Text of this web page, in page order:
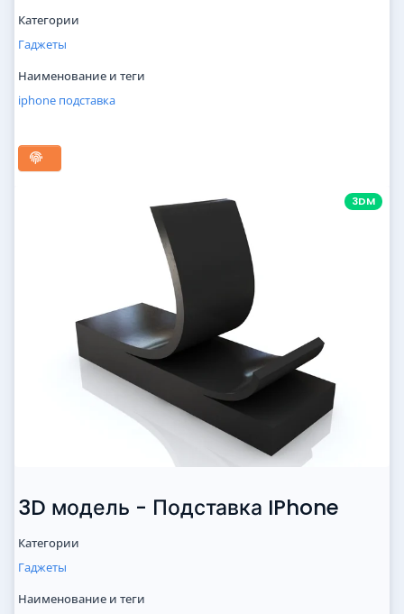
Категории
Гаджеты
Наименование и теги
iphone подставка
3DM
3D модель - Подставка IPhone
Категории
Гаджеты
Наименование и теги